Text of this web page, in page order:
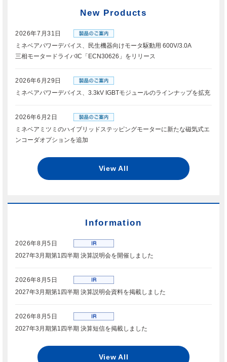
New Products
2026年7月31日
ミネベアパワーデバイス、民生機器向けモータ駆動用 600V/3.0A
三相モータードライバIC「ECN30626」をリリース
2026年6月29日
ミネベアパワーデバイス、3.3kV IGBTモジュールのラインナップを拡充
2026年6月2日
ミネベアミツミのハイブリッドステッピングモーターに新たな磁気式エ
ンコーダオプションを追加
View All
Information
2026年8月5日
2027年3月期第1四半期 決算説明会を開催しました
2026年8月5日
2027年3月期第1四半期 決算説明会資料を掲載しました
2026年8月5日
2027年3月期第1四半期 決算短信を掲載しました
View All